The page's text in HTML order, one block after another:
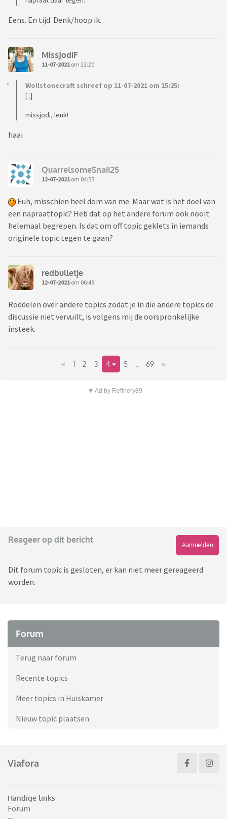
Eens. En tijd. Denk/hoop ik.
MissJodiF
11-07-2021 om 22:20
Wollstonecraft schreef op 11-07-2021 om 15:25:
[..]
missjodi, leuk!
haai
QuarrelsomeSnail25
12-07-2021 om 04:55
Euh, misschien heel dom van me. Maar wat is het doel van
een napraattopic? Heb dat op het andere forum ook nooit
helemaal begrepen. Is dat om off topic geklets in iemands
originele topic tegen te gaan?
redbulletje
12-07-2021 om 06:49
Roddelen over andere topics zodat je in die andere topics de
discussie niet vervuilt, is volgens mij de oorspronkelijke
insteek.
« 1 2 3 4 5 69 »
▼ Ad by Refinery89
Reageer op dit bericht
Aanmelden
Dit forum topic is gesloten, er kan niet meer gereageerd
worden.
Forum
Terug naar forum
Recente topics
Meer topics in Huiskamer
Nieuw topic plaatsen
Viafora
Handige links
Forum